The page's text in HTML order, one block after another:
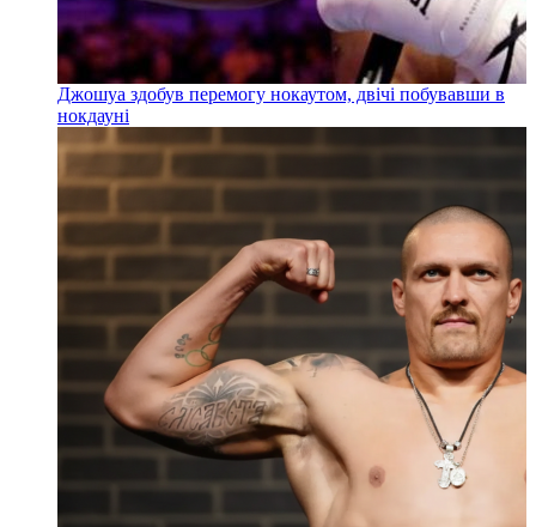
Джошуа здобув перемогу нокаутом, двічі побувавши в
нокдауні